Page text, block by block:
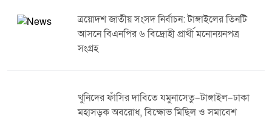
ত্রয়োদশ জাতীয় সংসদ নির্বাচন: টাঙ্গাইলের তিনটি
আসনে বিএনপির ৬ বিদ্রোহী প্রার্থী মনোনয়নপত্র
সংগ্রহ
খুনিদের ফাঁসির দাবিতে যমুনাসেতু–টাঙ্গাইল–ঢাকা
মহাসড়ক অবরোধ, বিক্ষোভ মিছিল ও সমাবেশ